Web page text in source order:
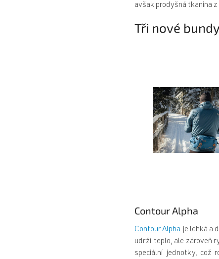
avšak prodyšná tkanina
Tři nové bundy
Contour Alpha
Contour Alphaje lehká a
udrží teplo, ale zároveň
speciální jednotky, což